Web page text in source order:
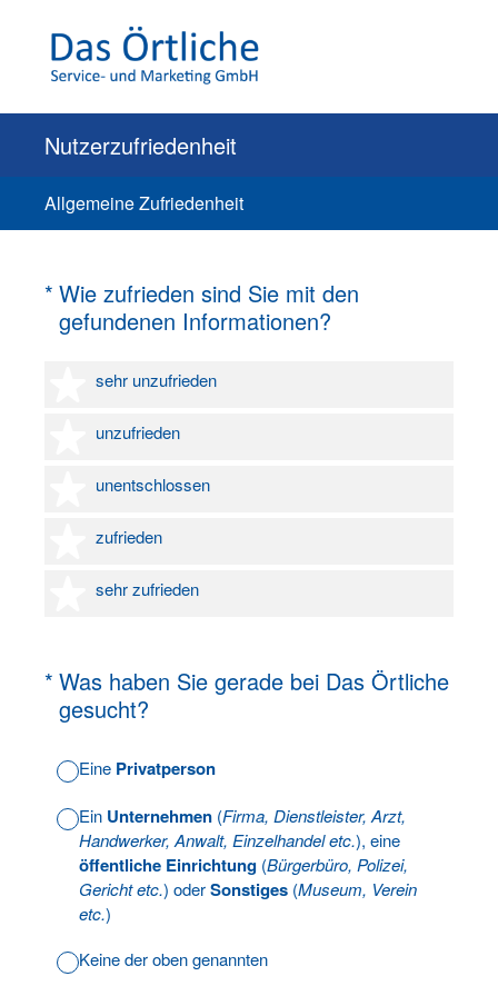
Nutzerzufriedenheit
Allgemeine Zufriedenheit
* Wie zufrieden sind Sie mit den
gefundenen Informationen?
(Erforderlich.)
sehr unzufrieden
1 Stern
unzufrieden
2 Sterne
unentschlossen
3 Sterne
zufrieden
4 Sterne
sehr zufrieden
5 Sterne
* Was haben Sie gerade bei Das Örtliche
gesucht?
(Erforderlich.)
Eine Privatperson
Ein Unternehmen (Firma, Dienstleister, Arzt,
Handwerker, Anwalt, Einzelhandel etc.), eine
öffentliche Einrichtung (Bürgerbüro, Polizei,
Gericht etc.) oderSonstiges (Museum, Verein
etc.)
Keine der oben genannten